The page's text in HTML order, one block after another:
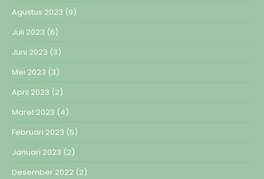
Agustus 2023 (9)
Juli 2023 (6)
Juni 2023 (3)
Mei 2023 (3)
April 2023 (2)
Maret 2023 (4)
Februari 2023 (5)
Januari 2023 (2)
Desember 2022 (2)